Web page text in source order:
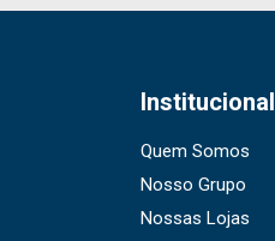
Institucional
Quem Somos
Nosso Grupo
Nossas Lojas